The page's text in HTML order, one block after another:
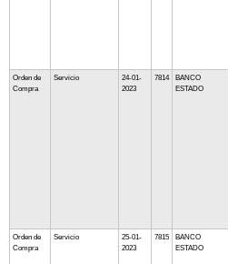
Orden de
Compra
Servicio
24-01-
2023
7814
BANCO
ESTADO
Orden de
Compra
Servicio
25-01-
2023
7815
BANCO
ESTADO